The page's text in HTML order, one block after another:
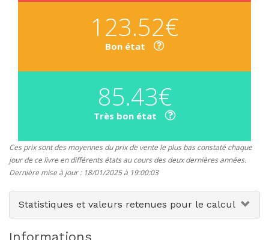
123.52€
Bon état
85.43€
Très bon état
Ces prix sont des moyennes du prix de vente le plus bas constaté chaque
jour de ce livre en différents états au cours des deux dernières années.
Dernière mise à jour : 18/01/2025 à 19:00:03
Statistiques et valeurs retenues pour le calcul
Informations